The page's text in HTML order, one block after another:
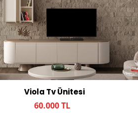
Viola Tv Ünitesi
60.000 TL